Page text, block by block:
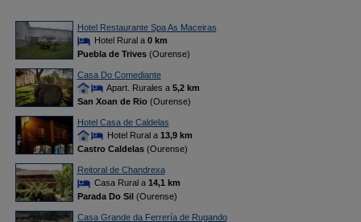
Hotel Restaurante Spa As Maceiras
Hotel Rural a 0 km
Puebla de Trives(Ourense)
Casa Do Comediante
Apart. Rurales a 5,2 km
San Xoan de Rio(Ourense)
Hotel Casa de Caldelas
Hotel Rural a 13,9 km
Castro Caldelas(Ourense)
Reitoral de Chandrexa
Casa Rural a 14,1 km
Parada Do Sil(Ourense)
Casa Grande da Ferrería de Rugando